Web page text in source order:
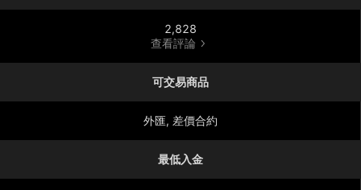
2,828
查看評論
可交易商品
外匯, 差價合約
最低入金